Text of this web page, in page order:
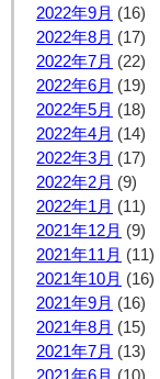
2022年9月 (16)
2022年8月 (17)
2022年7月 (22)
2022年6月 (19)
2022年5月 (18)
2022年4月 (14)
2022年3月 (17)
2022年2月 (9)
2022年1月 (11)
2021年12月 (9)
2021年11月 (11)
2021年10月 (16)
2021年9月 (16)
2021年8月 (15)
2021年7月 (13)